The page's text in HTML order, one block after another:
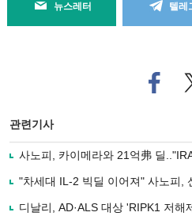
뉴스레터 텔레
페
이
로
기
사
유
관련기사
사노피, 카이메라와 21억弗 딜
"차세대 IL-2 빅딜 이어져" 사노피,
디날리, AD·ALS 대상 'RIPK1 저해